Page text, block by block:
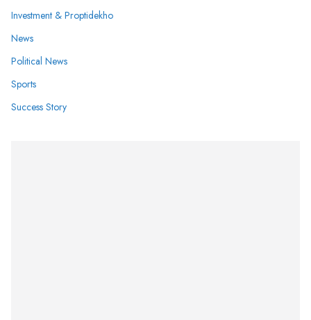
Investment & Proptidekho
News
Political News
Sports
Success Story